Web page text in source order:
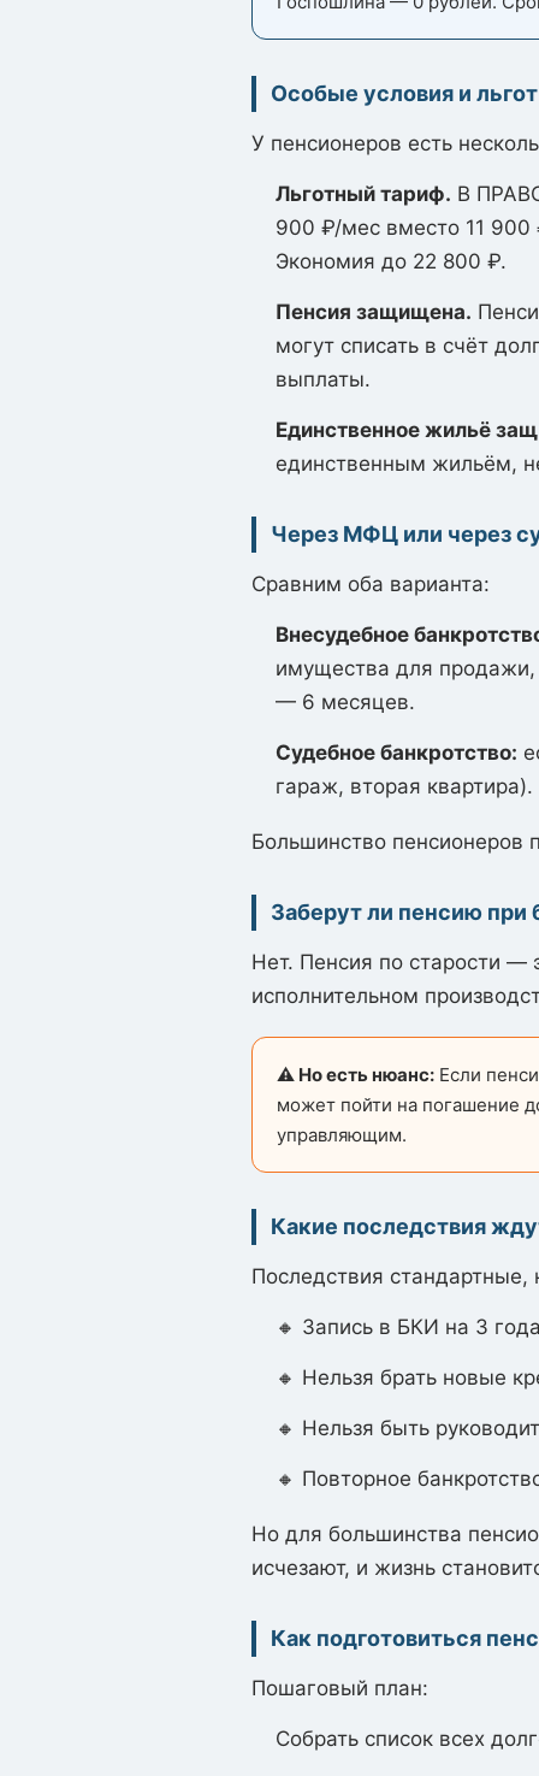
Особые условия и
У пенсионеров есть
Льготный тариф. В
900 ₽/мес вместо 11
Экономия до 22 800 ₽.
Пенсия защищена.
могут списать в счёт
выплаты.
Единственное жильё
единственным жильём,
Через МФЦ или через
Сравним оба варианта:
Внесудебное
имущества для продажи,
— 6 месяцев.
Судебное банкротство:
гараж, вторая
Большинство
Заберут ли пенсию при
Нет. Пенсия по старости —
исполнительном
⚠️ Но есть нюанс: Если
может пойти на погашение
управляющим.
Какие последствия
Последствия
🔸 Запись в БКИ на 3
🔸 Нельзя брать новые
🔸 Нельзя быть
🔸 Повторное
Но для большинства
исчезают, и жизнь
Как подготовиться
Пошаговый план:
Собрать список всех